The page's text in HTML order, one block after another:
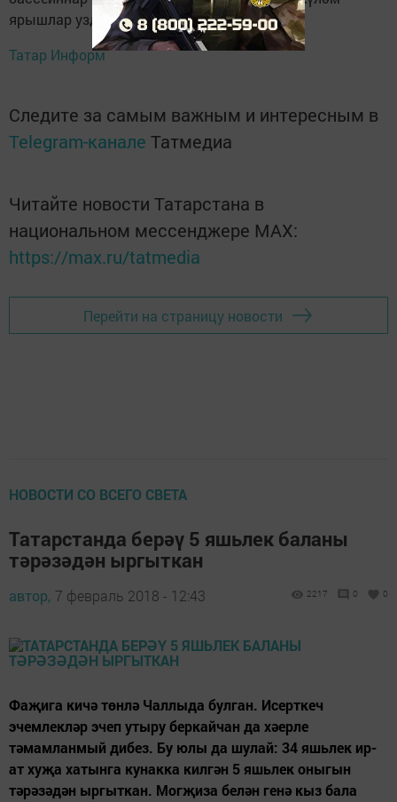
ярышлар уздыру мөмкинлеге бирәчәк.
Татар Информ
Следите за самым важным и интересным в
Telegram-канале Татмедиа
Читайте новости Татарстана в
национальном мессенджере MАХ:
https://max.ru/tatmedia
Перейти на страницу новости
НОВОСТИ СО ВСЕГО СВЕТА
Татарстанда берәү 5 яшьлек баланы
тәрәзәдән ыргыткан
автор, 7 февраль 2018 - 12:43 2217 0 0
Фаҗига кичә төнлә Чаллыда булган. Исерткеч
эчемлекләр эчеп утыру беркайчан да хәерле
тәмамланмый дибез. Бу юлы да шулай: 34 яшьлек ир-
ат хуҗа хатынга кунакка килгән 5 яшьлек оныгын
тәрәзәдән ыргыткан. Могҗиза белән генә кыз бала